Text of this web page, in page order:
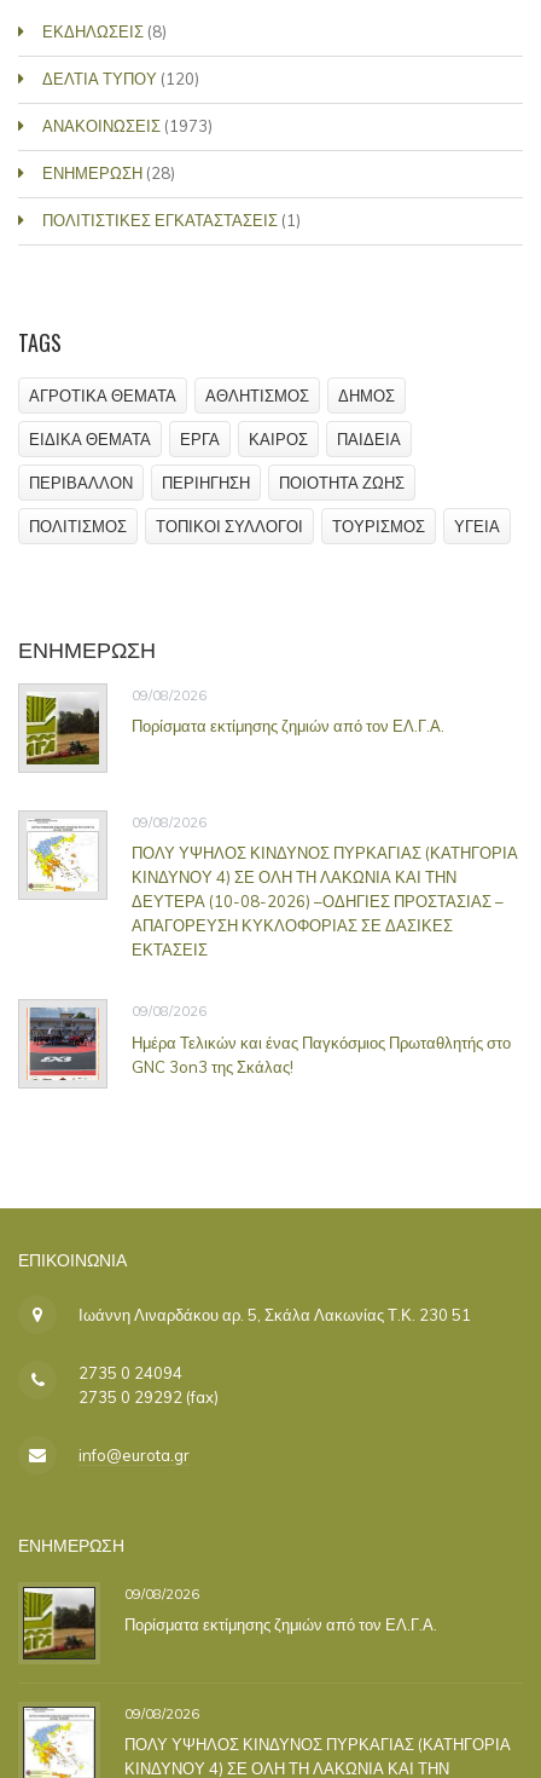
ΕΚΔΗΛΩΣΕΙΣ (8)
ΔΕΛΤΙΑ ΤΥΠΟΥ (120)
ΑΝΑΚΟΙΝΩΣΕΙΣ (1973)
ΕΝΗΜΕΡΩΣΗ (28)
ΠΟΛΙΤΙΣΤΙΚΕΣ ΕΓΚΑΤΑΣΤΑΣΕΙΣ (1)
TAGS
ΑΓΡΟΤΙΚΑ ΘΕΜΑΤΑ ΑΘΛΗΤΙΣΜΟΣ ΔΗΜΟΣ
ΕΙΔΙΚΑ ΘΕΜΑΤΑ ΕΡΓΑ ΚΑΙΡΟΣ ΠΑΙΔΕΙΑ
ΠΕΡΙΒΑΛΛΟΝ ΠΕΡΙΗΓΗΣΗ ΠΟΙΟΤΗΤΑ ΖΩΗΣ
ΠΟΛΙΤΙΣΜΟΣ ΤΟΠΙΚΟΙ ΣΥΛΛΟΓΟΙ ΤΟΥΡΙΣΜΟΣ ΥΓΕΙΑ
ΕΝΗΜΕΡΩΣΗ
09/08/2026
Πορίσματα εκτίμησης ζημιών από τον ΕΛ.Γ.Α.
09/08/2026
ΠΟΛΥ ΥΨΗΛΟΣ ΚΙΝΔΥΝΟΣ ΠΥΡΚΑΓΙΑΣ (ΚΑΤΗΓΟΡΙΑ
ΚΙΝΔΥΝΟΥ 4) ΣΕ ΟΛΗ ΤΗ ΛΑΚΩΝΙΑ ΚΑΙ ΤΗΝ
ΔΕΥΤΕΡΑ (10-08-2026) –ΟΔΗΓΙΕΣ ΠΡΟΣΤΑΣΙΑΣ –
ΑΠΑΓΟΡΕΥΣΗ ΚΥΚΛΟΦΟΡΙΑΣ ΣΕ ΔΑΣΙΚΕΣ
ΕΚΤΑΣΕΙΣ
09/08/2026
Ημέρα Τελικών και ένας Παγκόσμιος Πρωταθλητής στο
GNC 3on3 της Σκάλας!
ΕΠΙΚΟΙΝΩΝΊΑ
Ιωάννη Λιναρδάκου αρ. 5, Σκάλα Λακωνίας Τ.Κ. 230 51
2735 0 24094
2735 0 29292 (fax)
info@eurota.gr
ΕΝΗΜΕΡΩΣΗ
09/08/2026
Πορίσματα εκτίμησης ζημιών από τον ΕΛ.Γ.Α.
09/08/2026
ΠΟΛΥ ΥΨΗΛΟΣ ΚΙΝΔΥΝΟΣ ΠΥΡΚΑΓΙΑΣ (ΚΑΤΗΓΟΡΙΑ
ΚΙΝΔΥΝΟΥ 4) ΣΕ ΟΛΗ ΤΗ ΛΑΚΩΝΙΑ ΚΑΙ ΤΗΝ